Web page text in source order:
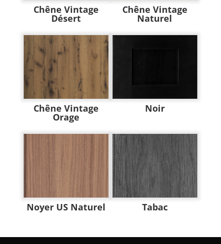
Chêne Vintage
Désert
Chêne Vintage
Naturel
Chêne Vintage
Orage
Noir
Noyer US Naturel Tabac